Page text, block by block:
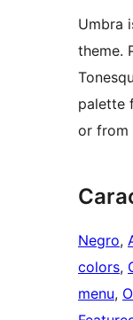
Umbra
theme.
palette
or from
Negro,
colors,
menu,